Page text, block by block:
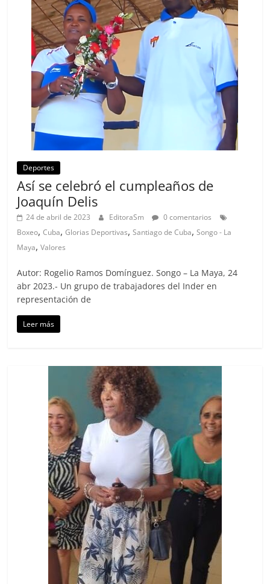
Deportes
Así se celebró el cumpleaños de
Joaquín Delis
24 de abril de 2023 EditoraSm
0 comentarios
Boxeo,Cuba,Glorias Deportivas,Santiago de Cuba,Songo - La
Maya,Valores
Autor: Rogelio Ramos Domínguez. Songo – La Maya, 24
abr 2023.- Un grupo de trabajadores del Inder en
representación de
Leer más